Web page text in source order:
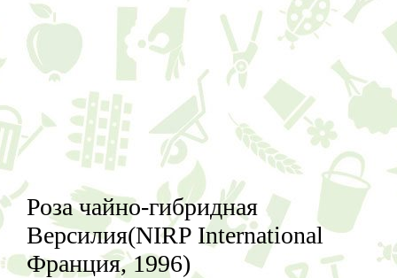
Роза чайно-гибридная
Версилия(NIRP International
Франция, 1996)